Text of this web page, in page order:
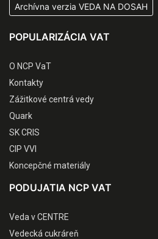
Archívna verzia VEDA NA DOSAH
POPULARIZÁCIA VAT
O NCP VaT
Kontakty
Zážitkové centrá vedy
Quark
SK CRIS
CIP VVI
Koncepčné materiály
PODUJATIA NCP VAT
Veda v CENTRE
Vedecká cukráreň